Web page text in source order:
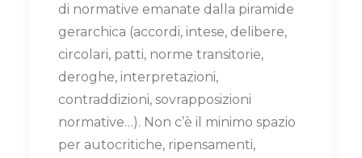
di normative emanate dalla piramide
gerarchica (accordi, intese, delibere,
circolari, patti, norme transitorie,
deroghe, interpretazioni,
contraddizioni, sovrapposizioni
normative…). Non c’è il minimo spazio
per autocritiche, ripensamenti,